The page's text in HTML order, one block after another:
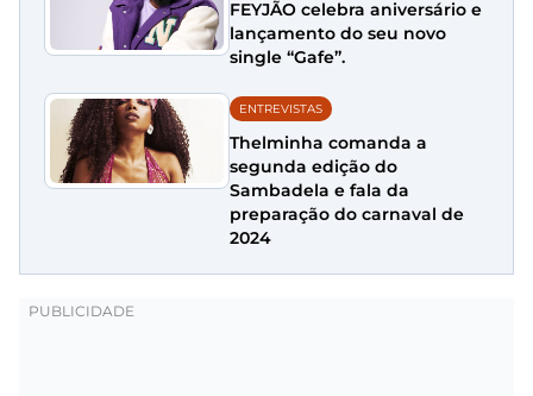
FEYJÃO celebra aniversário e
lançamento do seu novo
single “Gafe”.
ENTREVISTAS
Thelminha comanda a
segunda edição do
Sambadela e fala da
preparação do carnaval de
2024